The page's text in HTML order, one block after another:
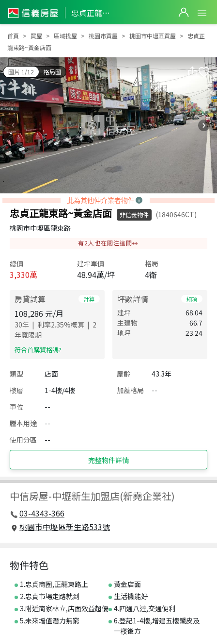
忠貞正龍東路~黃金店面
忠貞正龍東路~黃金店面
首頁 買屋 區域找屋 桃園市買屋 桃園市中壢區買屋
忠貞正
龍東路~黃金店面
圖片 1/12 格局圖
此為其他仲介業者物件
忠貞正龍東路~黃金店面 非信義物件
(1840646CT)
桃園市中壢區龍東路
有2 人也在關注這間👀
總價
3,330萬
建坪單價
48.94萬/坪
格局
4衛
房貸試算 計算
108,286 元/月
30年 | 利率2.35%概算 | 2
年寬限期
​符合首購資格嗎?
坪數詳情 細項
建坪
68.04
主建物
66.7
地坪
23.24
類型 店面 屋齡
43.3年
樓層
1-4樓/4樓 加蓋格局
--
車位
--
謄本用途
--
使用分區
--
完整物件詳情
中信房屋-中壢新生加盟店(新堯企業社)
03-4343-366
桃園市中壢區新生路533號
物件特色
1.忠貞商圈,正龍東路上
黃金店面
2.忠貞市場走路就到
生活機能好
3.附近商家林立,店面效益超優 4.四通八達,交通便利
5.未來增值潛力無窮
6.登記1-4樓,增建五樓鐵皮及
一楼後方